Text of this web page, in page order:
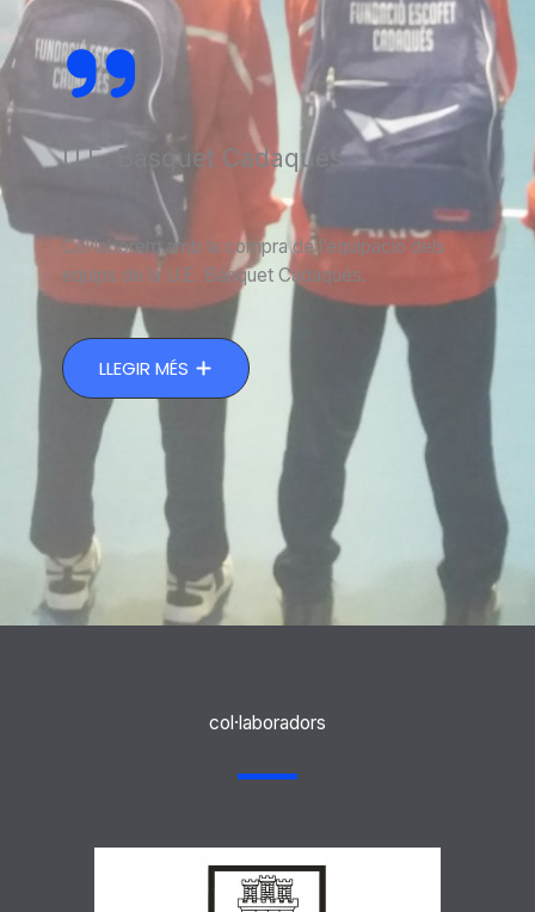
U.E. Bàsquet Cadaqués​
Col·laborem amb la compra de l’equipació dels
equips de la U.E. Bàsquet Cadaqués.
LLEGIR MÉS
col·laboradors